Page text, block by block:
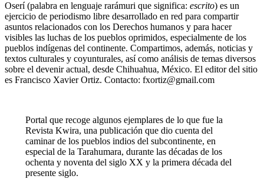
Oserí (palabra en lenguaje rarámuri que significa: escrito) es un
ejercicio de periodismo libre desarrollado en red para compartir
asuntos relacionados con los Derechos humanos y para hacer
visibles las luchas de los pueblos oprimidos, especialmente de los
pueblos indígenas del continente. Compartimos, además, noticias y
textos culturales y coyunturales, así como análisis de temas diversos
sobre el devenir actual, desde Chihuahua, México. El editor del sitio
es Francisco Xavier Ortiz. Contacto: fxortiz@gmail.com
Portal que recoge algunos ejemplares de lo que fue la
Revista Kwira, una publicación que dio cuenta del
caminar de los pueblos indios del subcontinente, en
especial de la Tarahumara, durante las décadas de los
ochenta y noventa del siglo XX y la primera década del
presente siglo.